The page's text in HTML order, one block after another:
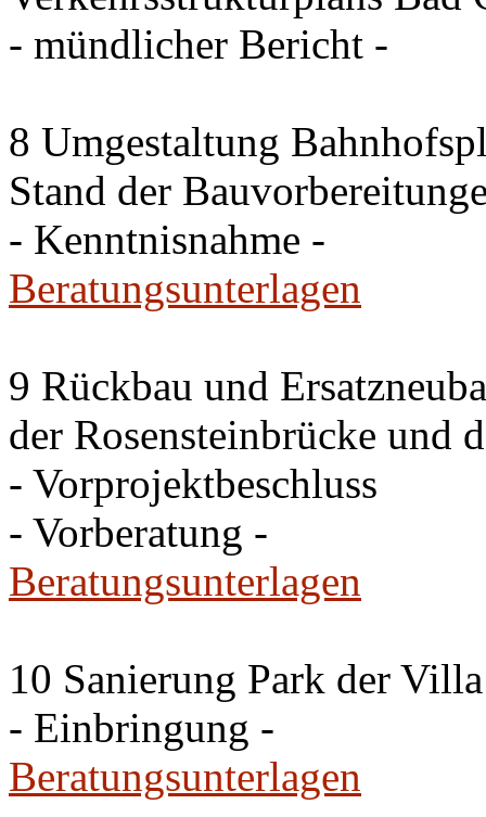
- mündlicher Bericht -
8 Umgestaltung
Stand der
- Kenntnisnahme -
Beratungsunterlagen
9 Rückbau und
der Rosensteinbrücke und
- Vorprojektbeschluss
- Vorberatung -
Beratungsunterlagen
10 Sanierung Park der
- Einbringung -
Beratungsunterlagen